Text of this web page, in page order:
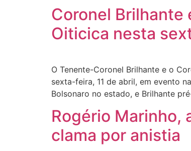
Coronel Brilhante
Oiticica nesta
O Tenente-Coronel Brilhante e o
sexta-feira, 11 de abril, em evento
Bolsonaro no estado, e Brilhante
Rogério Marinho,
clama por anistia